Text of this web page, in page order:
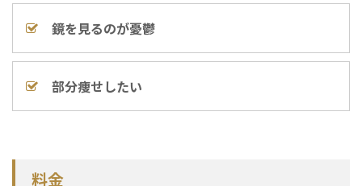
鏡を見るのが憂鬱
部分痩せしたい
料金